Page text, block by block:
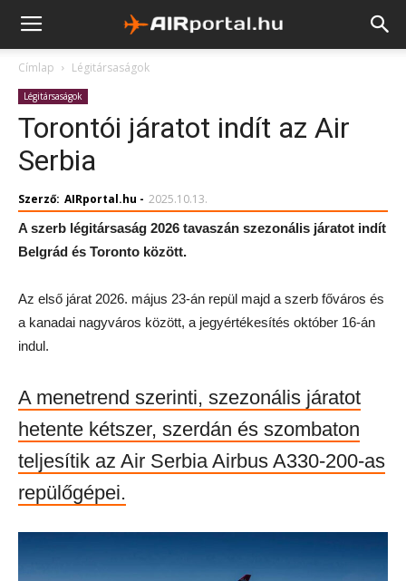
Címlap Légitársaságok
Légitársaságok
Torontói járatot indít az Air
Serbia
Szerző: AIRportal.hu - 2025.10.13.
A szerb légitársaság 2026 tavaszán szezonális járatot indít
Belgrád és Toronto között.
Az első járat 2026. május 23-án repül majd a szerb főváros és
a kanadai nagyváros között, a jegyértékesítés október 16-án
indul.
A menetrend szerinti, szezonális járatot
hetente kétszer, szerdán és szombaton
teljesítik az Air Serbia Airbus A330-200-as
repülőgépei.